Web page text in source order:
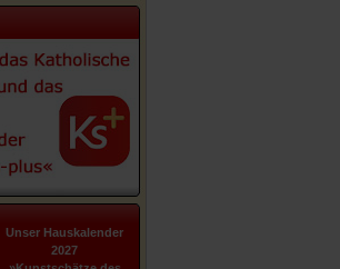
Unser Hauskalender
2027